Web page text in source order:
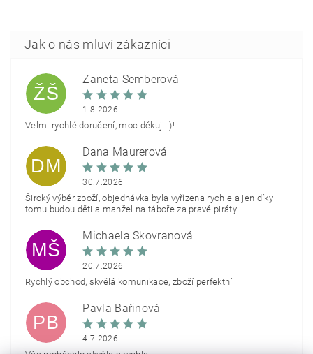
ŽŠ
Žaneta Šemberová
1.8.2026
Velmi rychlé doručení, moc děkuji :)!
DM
Dana Maurerová
30.7.2026
Široký výběr zboží, objednávka byla vyřízena rychle a jen díky
tomu budou děti a manžel na táboře za pravé piráty.
MŠ
Michaela Škovranová
20.7.2026
Rychlý obchod, skvělá komunikace, zboží perfektní
PB
Pavla Bařinová
4.7.2026